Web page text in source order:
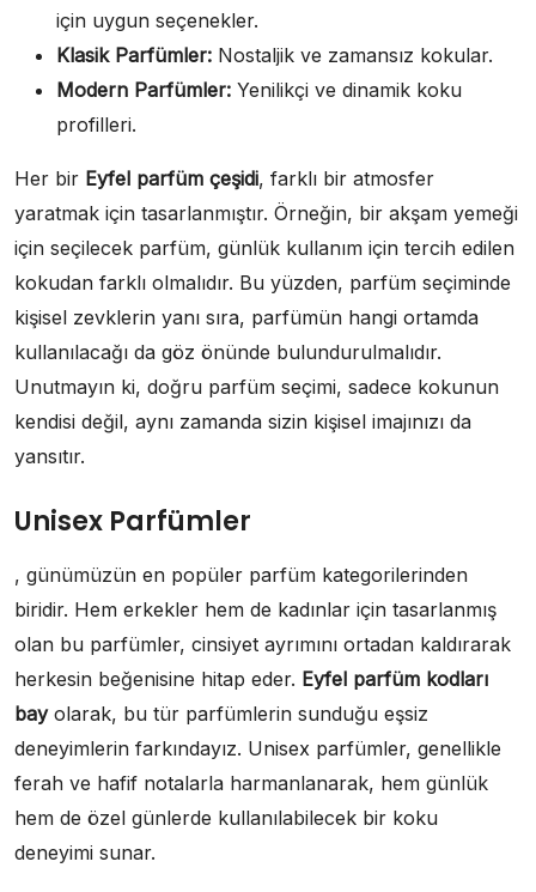
için uygun seçenekler.
Klasik Parfümler: Nostaljik ve zamansız kokular.
Modern Parfümler: Yenilikçi ve dinamik koku
profilleri.
Her bir Eyfel parfüm çeşidi, farklı bir atmosfer
yaratmak için tasarlanmıştır. Örneğin, bir akşam yemeği
için seçilecek parfüm, günlük kullanım için tercih edilen
kokudan farklı olmalıdır. Bu yüzden, parfüm seçiminde
kişisel zevklerin yanı sıra, parfümün hangi ortamda
kullanılacağı da göz önünde bulundurulmalıdır.
Unutmayın ki, doğru parfüm seçimi, sadece kokunun
kendisi değil, aynı zamanda sizin kişisel imajınızı da
yansıtır.
Unisex Parfümler
, günümüzün en popüler parfüm kategorilerinden
biridir. Hem erkekler hem de kadınlar için tasarlanmış
olan bu parfümler, cinsiyet ayrımını ortadan kaldırarak
herkesin beğenisine hitap eder. Eyfel parfüm kodları
bayolarak, bu tür parfümlerin sunduğu eşsiz
deneyimlerin farkındayız. Unisex parfümler, genellikle
ferah ve hafif notalarla harmanlanarak, hem günlük
hem de özel günlerde kullanılabilecek bir koku
deneyimi sunar.